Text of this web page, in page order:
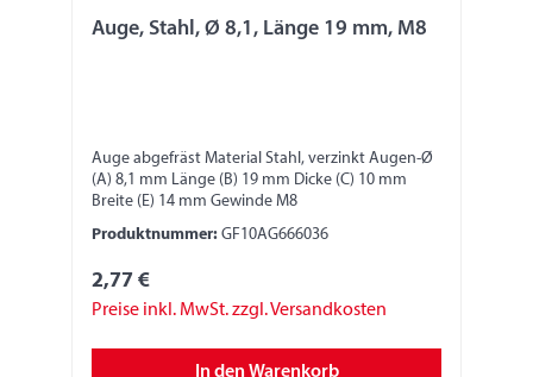
Auge, Stahl, Ø 8,1, Länge 19 mm, M8
Auge abgefräst Material Stahl, verzinkt Augen-Ø
(A) 8,1 mm Länge (B) 19 mm Dicke (C) 10 mm
Breite (E) 14 mm Gewinde M8
Produktnummer: GF10AG666036
2,77 €
Preise inkl. MwSt. zzgl. Versandkosten
In den Warenkorb